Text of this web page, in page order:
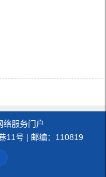
络服务门户
11号 | 邮编：110819